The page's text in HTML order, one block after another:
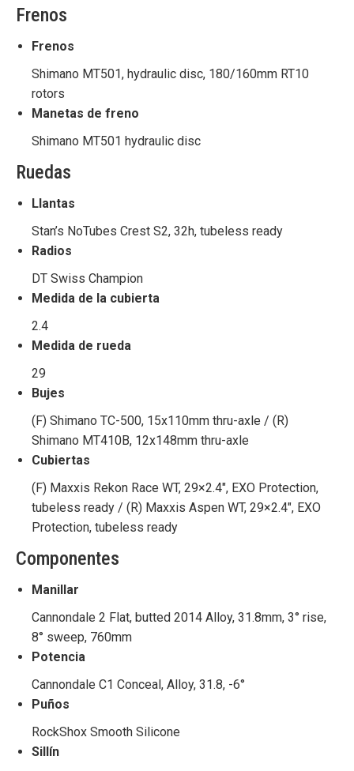
Frenos
Frenos
Shimano MT501, hydraulic disc, 180/160mm RT10
rotors
Manetas de freno
Shimano MT501 hydraulic disc
Ruedas
Llantas
Stan’s NoTubes Crest S2, 32h, tubeless ready
Radios
DT Swiss Champion
Medida de la cubierta
2.4
Medida de rueda
29
Bujes
(F) Shimano TC-500, 15x110mm thru-axle / (R)
Shimano MT410B, 12x148mm thru-axle
Cubiertas
(F) Maxxis Rekon Race WT, 29×2.4″, EXO Protection,
tubeless ready / (R) Maxxis Aspen WT, 29×2.4″, EXO
Protection, tubeless ready
Componentes
Manillar
Cannondale 2 Flat, butted 2014 Alloy, 31.8mm, 3° rise,
8° sweep, 760mm
Potencia
Cannondale C1 Conceal, Alloy, 31.8, -6°
Puños
RockShox Smooth Silicone
Sillín